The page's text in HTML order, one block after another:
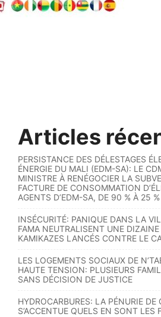
Articles
PERSISTANCE DES DÉLESTAGES
ÉNERGIE DU MALI (EDM-SA): LE
MINISTRE À RENÉGOCIER LA
FACTURE DE CONSOMMATION
AGENTS D’EDM-SA, DE 90 % À 25 %
INSÉCURITÉ: PANIQUE DANS LA
FAMA NEUTRALISENT UNE DIZAINE
KAMIKAZES LANCÉS CONTRE LE
LES LOGEMENTS SOCIAUX DE
HAUTE TENSION: PLUSIEURS
SANS DÉCISION DE JUSTICE
HYDROCARBURES: LA PÉNURIE DE
S’ACCENTUE QUELS EN SONT LES